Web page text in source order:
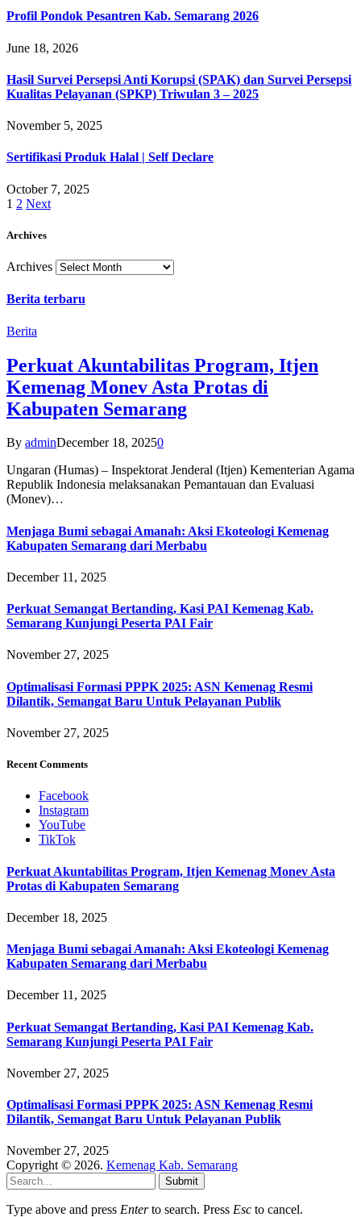
Profil Pondok Pesantren Kab. Semarang 2026
June 18, 2026
Hasil Survei Persepsi Anti Korupsi (SPAK) dan Survei Persepsi
Kualitas Pelayanan (SPKP) Triwulan 3 – 2025
November 5, 2025
Sertifikasi Produk Halal | Self Declare
October 7, 2025
1 2 Next
Archives
Archives
Berita terbaru
Berita
Perkuat Akuntabilitas Program, Itjen
Kemenag Monev Asta Protas di
Kabupaten Semarang
By adminDecember 18, 20250
Ungaran (Humas) – Inspektorat Jenderal (Itjen) Kementerian Agama
Republik Indonesia melaksanakan Pemantauan dan Evaluasi
(Monev)…
Menjaga Bumi sebagai Amanah: Aksi Ekoteologi Kemenag
Kabupaten Semarang dari Merbabu
December 11, 2025
Perkuat Semangat Bertanding, Kasi PAI Kemenag Kab.
Semarang Kunjungi Peserta PAI Fair
November 27, 2025
Optimalisasi Formasi PPPK 2025: ASN Kemenag Resmi
Dilantik, Semangat Baru Untuk Pelayanan Publik
November 27, 2025
Recent Comments
Facebook
Instagram
YouTube
TikTok
Perkuat Akuntabilitas Program, Itjen Kemenag Monev Asta
Protas di Kabupaten Semarang
December 18, 2025
Menjaga Bumi sebagai Amanah: Aksi Ekoteologi Kemenag
Kabupaten Semarang dari Merbabu
December 11, 2025
Perkuat Semangat Bertanding, Kasi PAI Kemenag Kab.
Semarang Kunjungi Peserta PAI Fair
November 27, 2025
Optimalisasi Formasi PPPK 2025: ASN Kemenag Resmi
Dilantik, Semangat Baru Untuk Pelayanan Publik
November 27, 2025
Copyright © 2026. Kemenag Kab. Semarang
Submit
Type above and press Enterto search. Press Esc to cancel.